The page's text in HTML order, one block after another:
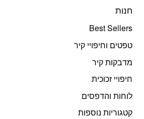
חנות
Best Sellers
טפטים וחיפויי קיר
מדבקות קיר
חיפויי זכוכית
לוחות והדפסים
קטגוריות נוספות